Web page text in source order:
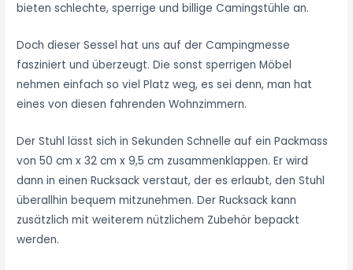
bieten schlechte, sperrige und billige Camingstühle an.
Doch dieser Sessel hat uns auf der Campingmesse
fasziniert und überzeugt. Die sonst sperrigen Möbel
nehmen einfach so viel Platz weg, es sei denn, man hat
eines von diesen fahrenden Wohnzimmern.
Der Stuhl lässt sich in Sekunden Schnelle auf ein Packmass
von 50 cm x 32 cm x 9,5 cm zusammenklappen. Er wird
dann in einen Rucksack verstaut, der es erlaubt, den Stuhl
überallhin bequem mitzunehmen. Der Rucksack kann
zusätzlich mit weiterem nützlichem Zubehör bepackt
werden.